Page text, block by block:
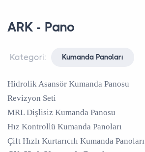
ARK - Pano
Kategori: Kumanda Panoları
Hidrolik Asansör Kumanda Panosu
Revizyon Seti
MRL Dişlisiz Kumanda Panosu
Hız Kontrollü Kumanda Panoları
Çift Hızlı Kurtarıcılı Kumanda Panoları